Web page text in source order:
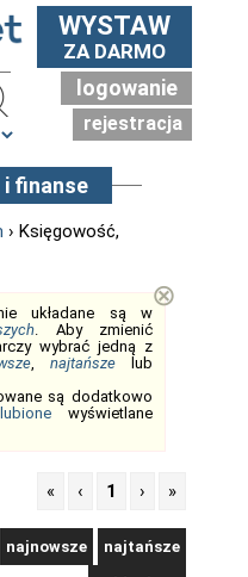
WYSTAW
ZA DARMO
logowanie
rejestracja
i finanse
› Księgowość,
układane są w
. Aby zmienić
wybrać jedną z
, najtańszelub
są dodatkowo
wyświetlane
⊗
« ‹ 1 › »
najnowsze najtańsze